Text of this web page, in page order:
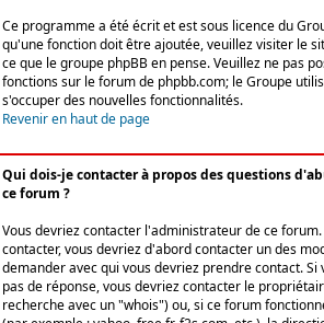
Ce programme a été écrit et est sous licence du
qu'une fonction doit être ajoutée, veuillez visiter le
ce que le groupe phpBB en pense. Veuillez ne pas
fonctions sur le forum de phpbb.com; le Groupe
s'occuper des nouvelles fonctionnalités.
Revenir en haut de page
Qui dois-je contacter à propos des questions
ce forum ?
Vous devriez contacter l'administrateur de ce
contacter, vous devriez d'abord contacter un des
demander avec qui vous devriez prendre contact. Si
pas de réponse, vous devriez contacter le
recherche avec un "whois") ou, si ce forum